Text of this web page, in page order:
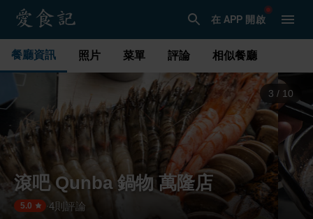
在 APP 開啟
餐廳資訊 照片 菜單 評論 相似餐廳
3 / 10
滾吧 Qunba 鍋物 萬隆店
5.0 ·4則評論